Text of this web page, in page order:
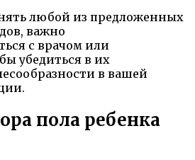
любой из предложенных
важно
с врачом или
убедиться в их
в вашей
пола ребенка